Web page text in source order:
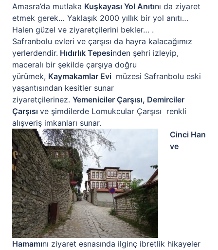
Amasra’da mutlaka Kuşkayası Yol Anıtını da ziyaret
etmek gerek… Yaklaşık 2000 yıllık bir yol anıtı…
Halen güzel ve ziyaretçilerini bekler… .
Safranbolu evleri ve çarşısı da hayra kalacağımız
yerlerdendir. Hıdırlık Tepesinden şehri izleyip,
maceralı bir şekilde çarşıya doğru
yürümek, Kaymakamlar Evi müzesi Safranbolu eski
yaşantısından kesitler sunar
ziyaretçilerinez. Yemeniciler Çarşısı, Demirciler
Çarşısı ve şimdilerde Lomukcular Çarşısı renkli
alışveriş imkanları sunar.
Cinci Han
ve
Hamamını ziyaret esnasında ilginç ibretlik hikayeler